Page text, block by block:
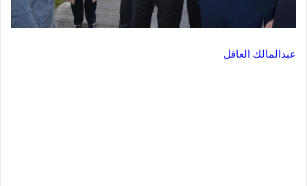
عبدالمالك العاقل